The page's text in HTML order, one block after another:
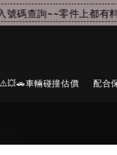
碼查詢~~零件上都有料
⚠️💥🚗車輛碰撞估價 配合